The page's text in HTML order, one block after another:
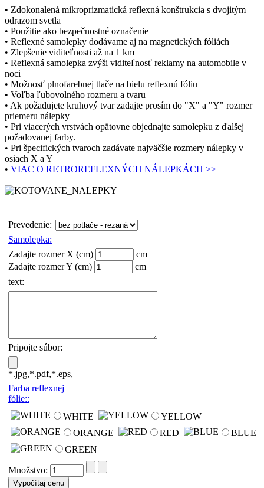
• Zdokonalená mikroprizmatická reflexná konštrukcia s dvojitým
odrazom svetla
• Použitie ako bezpečnostné označenie
• Reflexné samolepky dodávame aj na magnetických fóliách
• Zlepšenie viditeľnosti až na 1 km
• Reflexná samolepka zvýši viditeľnosť reklamy na automobile v
noci
• Možnosť plnofarebnej tlače na bielu reflexnú fóliu
• Voľba ľubovolného rozmeru a tvaru
• Ak požadujete kruhový tvar zadajte prosím do "X" a "Y" rozmer
priemeru nálepky
• Pri viacerých vrstvách opätovne objednajte samolepku z ďalšej
požadovanej farby.
• Pri špecifických tvaroch zadávate najväčšie rozmery nálepky v
osiach X a Y
• VIAC O RETROREFLEXNÝCH NÁLEPKÁCH >>
Prevedenie:
Samolepka:
Zadajte rozmer X (cm)
cm
Zadajte rozmer Y (cm)
cm
text:
Pripojte súbor:
*.jpg,*.pdf,*.eps,
Farba reflexnej
fólie::
WHITE
YELLOW
ORANGE
RED
BLUE
GREEN
Množstvo: